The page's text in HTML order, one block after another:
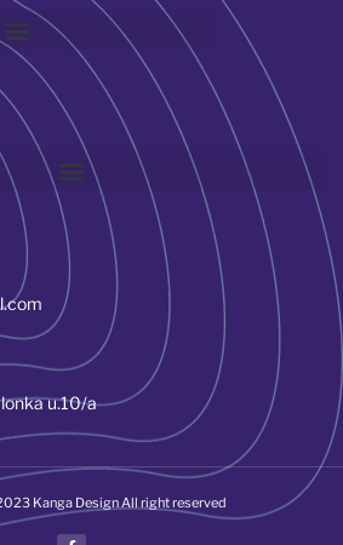
u.10/a
Kanga Design All right reserved